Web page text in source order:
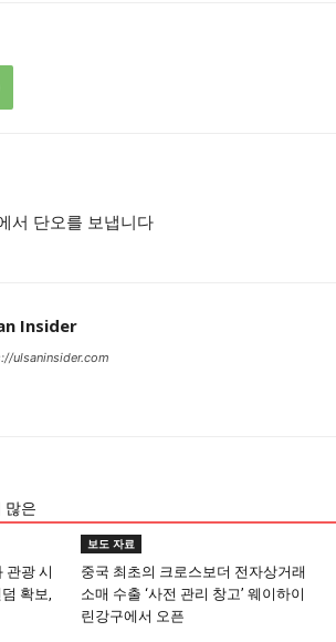
서 단오를 보냅니다
Insider
ulsaninsider.com
많은
관광 시
확보,
보도 자료
중국 최초의 크로스보더 전자상거래
소매 수출 ‘사전 관리 창고’ 웨이하이
린강구에서 오픈